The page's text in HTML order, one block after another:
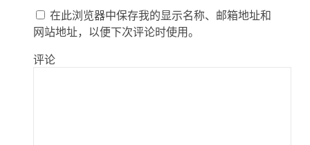
在此浏览器中保存我的显示名称、邮箱地址和
网站地址，以便下次评论时使用。
评论